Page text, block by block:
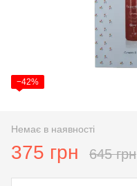
−42%
Немає в наявності
375 грн 645 грн